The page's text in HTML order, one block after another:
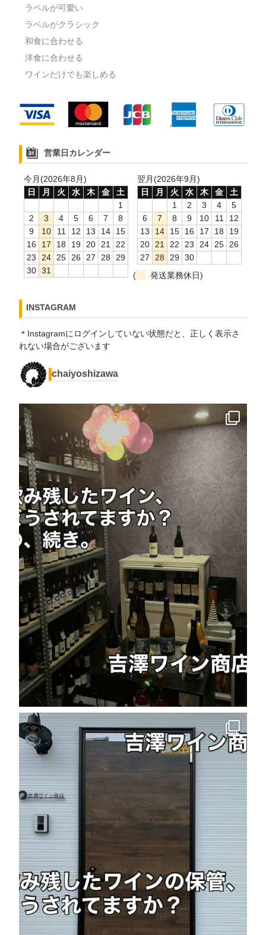
ラベルが可愛い
ラベルがクラシック
和食に合わせる
洋食に合わせる
ワインだけでも楽しめる
営業日カレンダー
今月(2026年8月)
日
月 火 水 木 金
土
1
2
3 4 5 6 7
8
9
10 11 12 13 14
15
16
17 18 19 20 21
22
23
24 25 26 27 28
29
30 31
翌月(2026年9月)
日
月 火 水 木 金
土
1
2 3 4
5
6
7 8 9 10 11
12
13
14 15 16 17 18
19
20
21 22 23 24 25
26
27
28 29
30
(
発送業務休日)
INSTAGRAM
＊Instagramにログインしていない状態だと、正しく表示さ
れない場合がございます
chaiyoshizawa